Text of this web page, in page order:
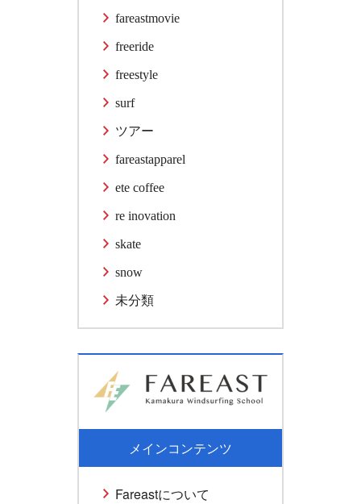
fareastmovie
freeride
freestyle
surf
ツアー
fareastapparel
ete coffee
re inovation
skate
snow
未分類
メインコンテンツ
Fareastについて